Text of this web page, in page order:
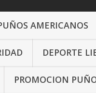
AMERICANOS
DEPORTE
PROMOCION